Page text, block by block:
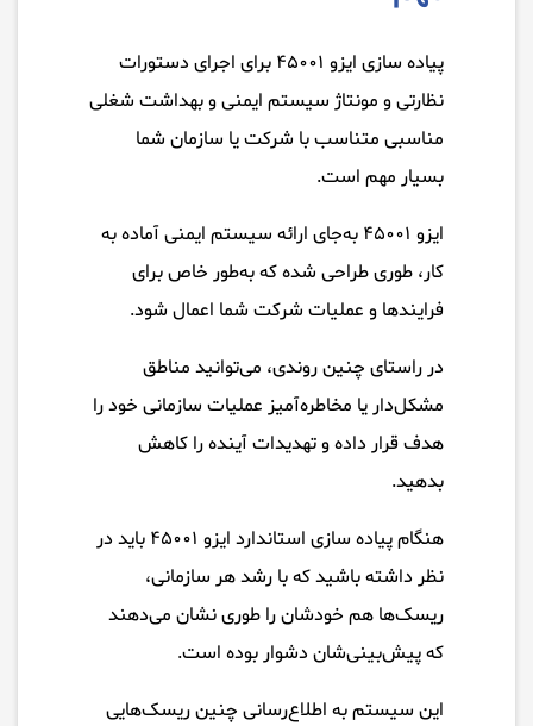
پیاده سازی ایزو ۴۵۰۰۱ برای اجرای دستورات
نظارتی و مونتاژ سیستم ایمنی و بهداشت شغلی
مناسبی متناسب با شرکت یا سازمان شما
بسیار مهم است.
ایزو ۴۵۰۰۱ به‌جای ارائه سیستم ایمنی آماده به
کار، طوری طراحی شده که به‌طور خاص برای
فرایندها و عملیات شرکت شما اعمال شود.
در راستای چنین روندی، می‌توانید مناطق
مشکل‌دار یا مخاطره‌آمیز عملیات سازمانی خود را
هدف قرار داده و تهدیدات آینده را کاهش
بدهید.
هنگام پیاده سازی استاندارد ایزو ۴۵۰۰۱ باید در
نظر داشته باشید که با رشد هر سازمانی،
ریسک‌ها هم خودشان را طوری نشان می‌دهند
که پیش‌بینی‌شان دشوار بوده است.
این سیستم به اطلاع‌رسانی چنین ریسک‌هایی